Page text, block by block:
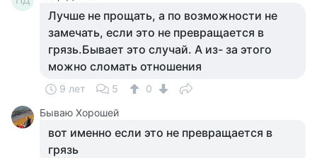
Лучше не прощать, а по возможности не
замечать, если это не превращается в
грязь.Бывает это случай. А из- за этого
можно сломать отношения
9 лет 5
0
Бываю Хорошей
вот именно если это не превращается в
грязь